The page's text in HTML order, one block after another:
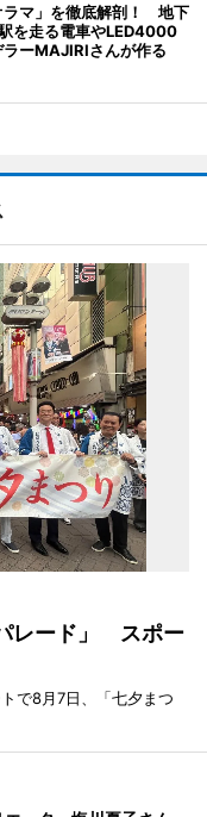
ラマ」を徹底解剖！ 地下
を走る電車やLED4000
ーMAJIRIさんが作る
レード」 スポー
で8月7日、「七夕まつ